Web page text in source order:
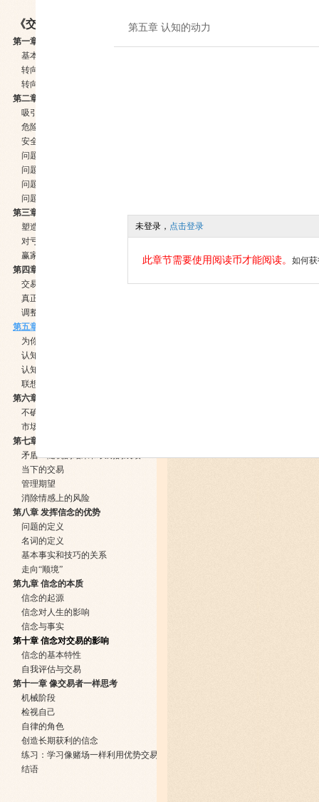
《交易心理分析》
第一章 成功之道：基本分析、技术分析或者心理分析
基本分析
转向技术分析
转向心理分析
第二章 交易的诱惑与风险
吸引力
危险
安全措施
问题：不愿意制定规则
问题：不能负责
问题：沉迷于随机的报酬
问题：外在控制与内在控制
第三章 负责
塑造你的心理
对亏损的反应
赢家、输家、旺家和衰家
第四章 持续一贯是一种心态
交易信念
真正了解风险
调整你的心理
第五章 认知的动力
为你的心智软件除虫
认知与学习
认知与风险
联想的力量
第六章 市场观点
不确定原则
市场的最基本特性（表现方式几乎毫无限制）
第七章 交易者的优势：从概率角度思考
矛盾：随机的结果和长期的成绩
当下的交易
管理期望
消除情感上的风险
第八章 发挥信念的优势
问题的定义
名词的定义
基本事实和技巧的关系
走向“顺境”
第九章 信念的本质
信念的起源
信念对人生的影响
信念与事实
第十章 信念对交易的影响
信念的基本特性
自我评估与交易
第十一章 像交易者一样思考
机械阶段
检视自己
自律的角色
创造长期获利的信念
练习：学习像赌场一样利用优势交易
结语
第五章 认知的动力
未登录， 点击登录
此章节需要使用阅读币才能阅读。 如何